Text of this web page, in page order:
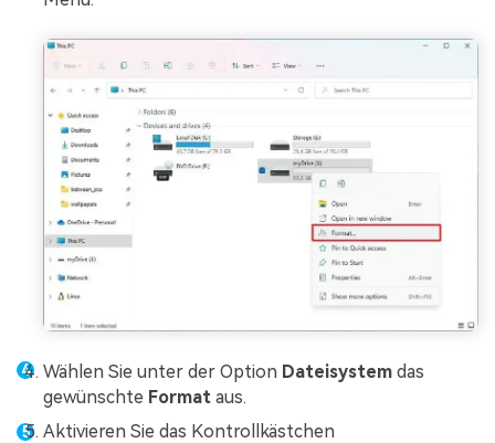
Wählen Sie unter der Option Dateisystem das
gewünschte Format aus.
Aktivieren Sie das Kontrollkästchen